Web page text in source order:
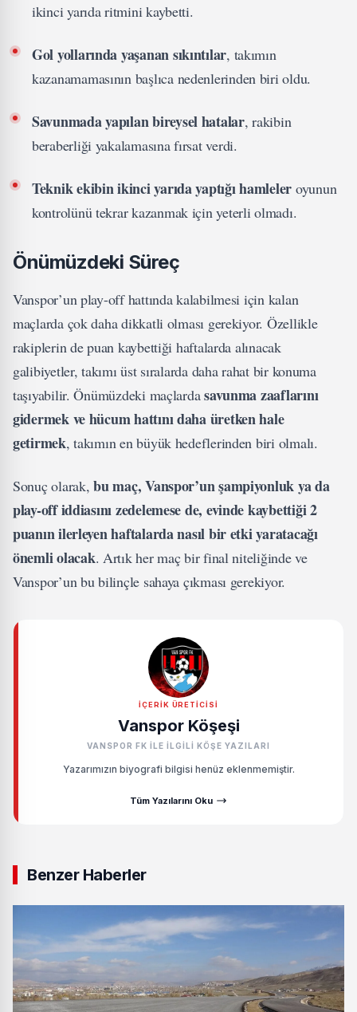
ikinci yarıda ritmini kaybetti.
Gol yollarında yaşanan sıkıntılar, takımın
kazanamamasının başlıca nedenlerinden biri oldu.
Savunmada yapılan bireysel hatalar, rakibin
beraberliği yakalamasına fırsat verdi.
Teknik ekibin ikinci yarıda yaptığı hamleler oyunun
kontrolünü tekrar kazanmak için yeterli olmadı.
Önümüzdeki Süreç
Vanspor’un play-off hattında kalabilmesi için kalan
maçlarda çok daha dikkatli olması gerekiyor. Özellikle
rakiplerin de puan kaybettiği haftalarda alınacak
galibiyetler, takımı üst sıralarda daha rahat bir konuma
taşıyabilir. Önümüzdeki maçlardasavunma zaaflarını
gidermek ve hücum hattını daha üretken hale
getirmek, takımın en büyük hedeflerinden biri olmalı.
Sonuç olarak,bu maç, Vanspor’un şampiyonluk ya da
play-off iddiasını zedelemese de, evinde kaybettiği 2
puanın ilerleyen haftalarda nasıl bir etki yaratacağı
önemli olacak. Artık her maç bir final niteliğinde ve
Vanspor’un bu bilinçle sahaya çıkması gerekiyor.
İÇERIK ÜRETICISI
Vanspor Köşeşi
VANSPOR FK ILE ILGILI KÖŞE YAZILARI
Yazarımızın biyografi bilgisi henüz eklenmemiştir.
Tüm Yazılarını Oku
Benzer Haberler